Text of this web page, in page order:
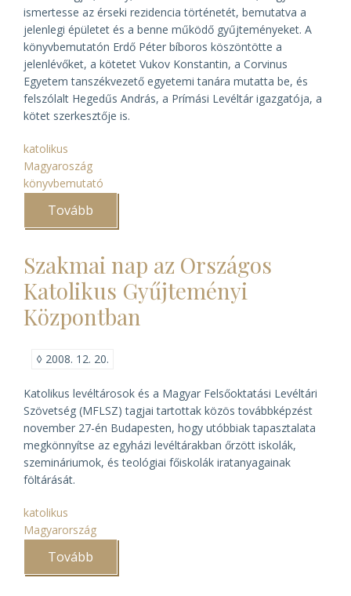
ismertesse az érseki rezidencia történetét, bemutatva a
jelenlegi épületet és a benne működő gyűjteményeket. A
könyvbemutatón Erdő Péter bíboros köszöntötte a
jelenlévőket, a kötetet Vukov Konstantin, a Corvinus
Egyetem tanszékvezető egyetemi tanára mutatta be, és
felszólalt Hegedűs András, a Prímási Levéltár igazgatója, a
kötet szerkesztője is.
katolikus
Magyaroszág
könyvbemutató
Tovább
prímási
története)
Szakmai nap az Országos
Katolikus Gyűjteményi
Központban
◊ 2008. 12. 20.
Katolikus levéltárosok és a Magyar Felsőoktatási Levéltári
Szövetség (MFLSZ) tagjai tartottak közös továbbképzést
november 27-én Budapesten, hogy utóbbiak tapasztalata
megkönnyítse az egyházi levéltárakban őrzött iskolák,
szemináriumok, és teológiai főiskolák iratanyagainak
föltárását.
katolikus
Magyarország
Tovább
az